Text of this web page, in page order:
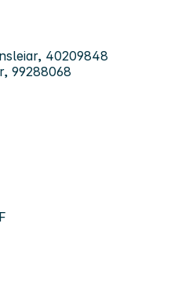
40209848
99288068